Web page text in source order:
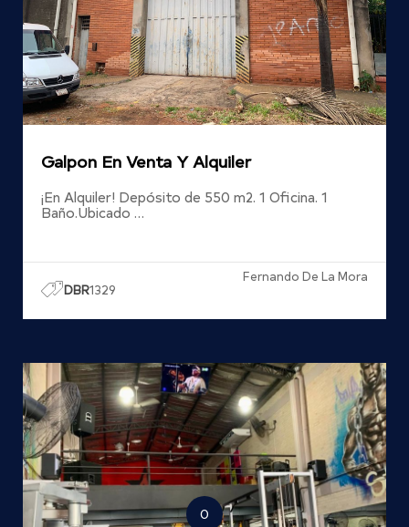
Galpon En Venta Y Alquiler
¡En Alquiler! Depósito de 550 m2. 1 Oficina. 1
Baño.Ubicado …
DBR1329
Fernando De La Mora
0